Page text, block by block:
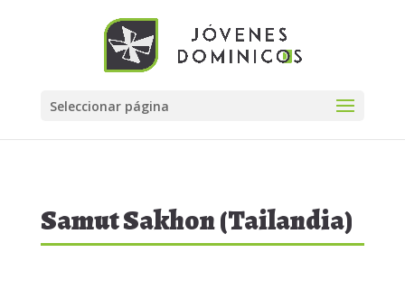
Seleccionar página
Samut Sakhon (Tailandia)